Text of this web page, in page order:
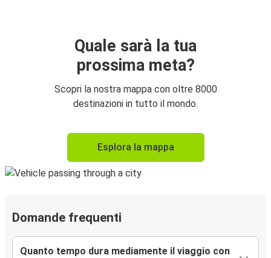
Quale sarà la tua
prossima meta?
Scopri la nostra mappa con oltre 8000
destinazioni in tutto il mondo.
Esplora la mappa
Domande frequenti
Quanto tempo dura mediamente il viaggio con